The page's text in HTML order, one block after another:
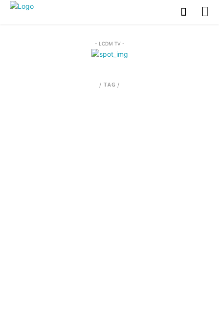
- LCDM TV -
/ TAG /